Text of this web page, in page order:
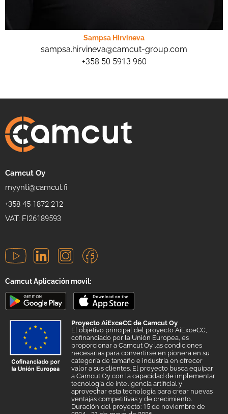
Sampsa Hirvineva
sampsa.hirvineva@camcut-group.com
+358 50 5913 960
Camcut Oy
myynti@camcut.fi
+358 45 1872 212
VAT: FI26189593
Camcut Aplicación movil:
Proyecto AiExceCC de Camcut Oy
El objetivo principal del proyecto AiExceCC,
cofinanciado por la Unión Europea, es
proporcionar a Camcut Oy las condiciones
necesarias para convertirse en pionera en su
categoría de tamaño e industria en ofrecer
valor a sus clientes. El proyecto busca equipar
a Camcut Oy con la capacidad de implementar
tecnología de inteligencia artificial y
aprovechar esta tecnología para crear nuevas
ventajas competitivas y de crecimiento.
Duración del proyecto: 15 de noviembre de